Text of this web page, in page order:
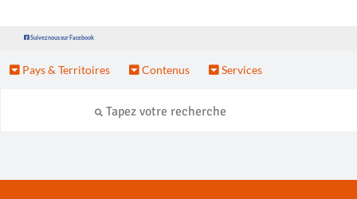
Suivez nous sur Facebook
Pays & Territoires Contenus Services